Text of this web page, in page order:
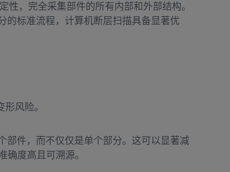
性，完全采集部件的所有内部和外部结构。
的标准流程，计算机断层扫描具备显著优
风险。
部件，而不仅仅是单个部分。这可以显著减
确度高且可溯源。